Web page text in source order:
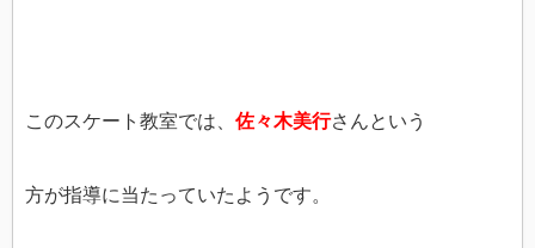
このスケート教室では、 佐々木美行さんという
方が指導に当たっていたようです。